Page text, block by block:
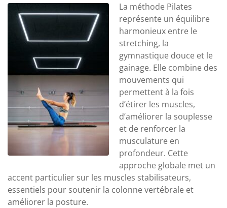
La méthode Pilates
représente un équilibre
harmonieux entre le
stretching, la
gymnastique douce et le
gainage. Elle combine des
mouvements qui
permettent à la fois
d’étirer les muscles,
d’améliorer la souplesse
et de renforcer la
musculature en
profondeur. Cette
approche globale met un
accent particulier sur les muscles stabilisateurs,
essentiels pour soutenir la colonne vertébrale et
améliorer la posture.